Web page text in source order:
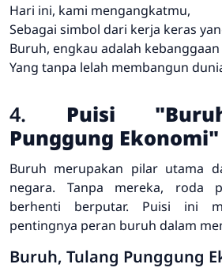
Hari ini, kami mengangkatmu,
Sebagai simbol dari kerja keras
Buruh, engkau adalah
Yang tanpa lelah membangun
4. Puisi
Punggung Ekonomi"
Buruh merupakan pilar utama
negara. Tanpa mereka, roda
berhenti berputar. Puisi ini
pentingnya peran buruh dalam
Buruh, Tulang Punggung